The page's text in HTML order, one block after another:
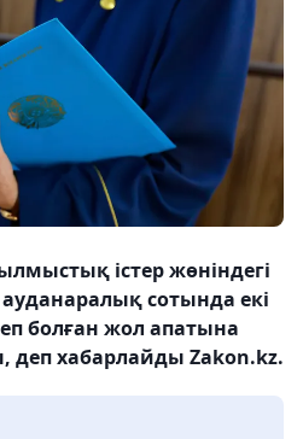
істер жөніндегі
сотында екі
болған жол апатына
хабарлайды Zakon.kz.